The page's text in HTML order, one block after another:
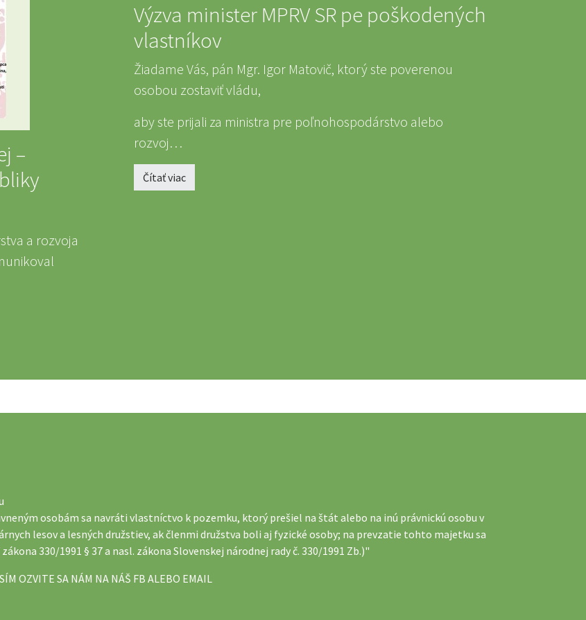
–
a rozvoja
Výzva minister MPRV SR pe poškodených
vlastníkov
Žiadame Vás, pán Mgr. Igor Matovič, ktorý ste poverenou
osobou zostaviť vládu,
aby ste prijali za ministra pre poľnohospodárstvo alebo
rozvoj…
Čítať viac
osobám sa navráti vlastníctvo k pozemku, ktorý prešiel na štát alebo na inú právnickú osobu v
lesov a lesných družstiev, ak členmi družstva boli aj fyzické osoby; na prevzatie tohto majetku sa
330/1991 § 37 a nasl. zákona Slovenskej národnej rady č. 330/1991 Zb.)"
OZVITE SA NÁM NA NÁŠ FB ALEBO EMAIL